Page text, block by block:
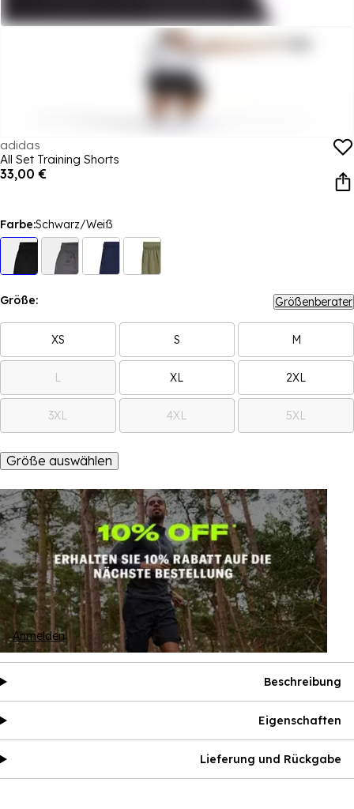
adidas
All Set Training Shorts
33,00 €
Farbe:Schwarz/Weiß
Größe: Größenberater
XS S M
L XL 2XL
3XL 4XL 5XL
Größe auswählen
Anmelden
Beschreibung
Eigenschaften
Lieferung und Rückgabe